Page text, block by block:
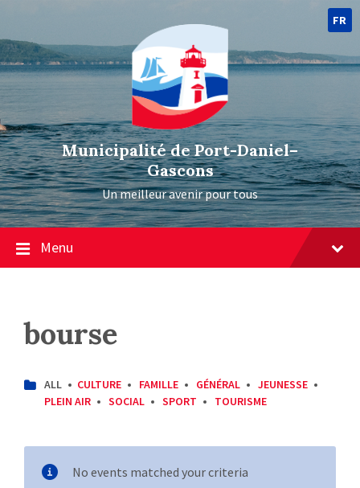
FR
Municipalité de Port-Daniel–
Gascons
Un meilleur avenir pour tous
Menu
bourse
CATEGORIES:
ALL CULTURE FAMILLE GÉNÉRAL
JEUNESSE
PLEIN AIR
SOCIAL SPORT TOURISME
No events matched your criteria